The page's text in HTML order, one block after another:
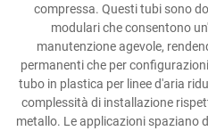
compressa. Questi tubi sono
modulari che consentono
manutenzione agevole,
permanenti che per
tubo in plastica per linee d'aria
complessità di installazione
metallo. Le applicazioni spaziano